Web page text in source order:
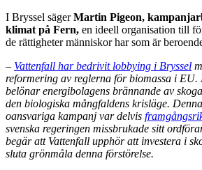
I Bryssel sägerMartin Pigeon,
klimat på Fern, en ideell organisation till
de rättigheter människor har som är
– Vattenfall har bedrivit lobbying i Bryssel
reformering av reglerna för biomassa i EU.
belönar energibolagens brännande av
den biologiska mångfaldens krisläge.
oansvariga kampanj var delvis
svenska regeringen missbrukade sitt
begär att Vattenfall upphör att investera i
sluta grönmåla denna förstörelse.